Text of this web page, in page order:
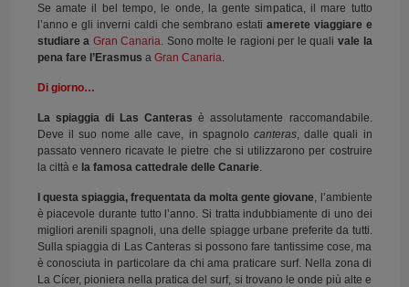
Se amate il bel tempo, le onde, la gente simpatica, il mare tutto
l’anno e gli inverni caldi che sembrano estati amerete viaggiare e
studiare a Gran Canaria . Sono molte le ragioni per le quali vale la
pena fare l’Erasmus a Gran Canaria
Di giorno…
La spiaggia di Las Canteras è assolutamente raccomandabile.
Deve il suo nome alle cave, in spagnolo canteras, dalle quali in
passato vennero ricavate le pietre che si utilizzarono per costruire
la città e la famosa cattedrale delle Canarie
I questa spiaggia, frequentata da molta gente giovane , l’ambiente
è piacevole durante tutto l’anno. Si tratta indubbiamente di uno dei
migliori arenili spagnoli, una delle spiagge urbane preferite da tutti.
Sulla spiaggia di Las Canteras si possono fare tantissime cose, ma
è conosciuta in particolare da chi ama praticare surf. Nella zona di
La Cícer, pioniera nella pratica del surf, si trovano le onde più alte e